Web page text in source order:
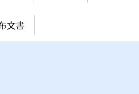
文書